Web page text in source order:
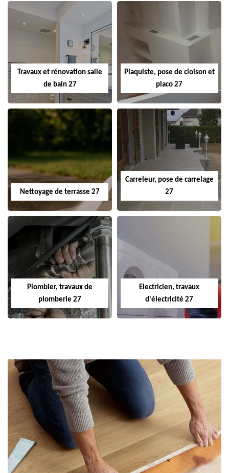
Travaux et rénovation salle
de bain 27
Plaquiste, pose de cloison et
placo 27
Nettoyage de terrasse 27
Carreleur, pose de carrelage
27
Plombier, travaux de
plomberie 27
Electricien, travaux
d'électricité 27